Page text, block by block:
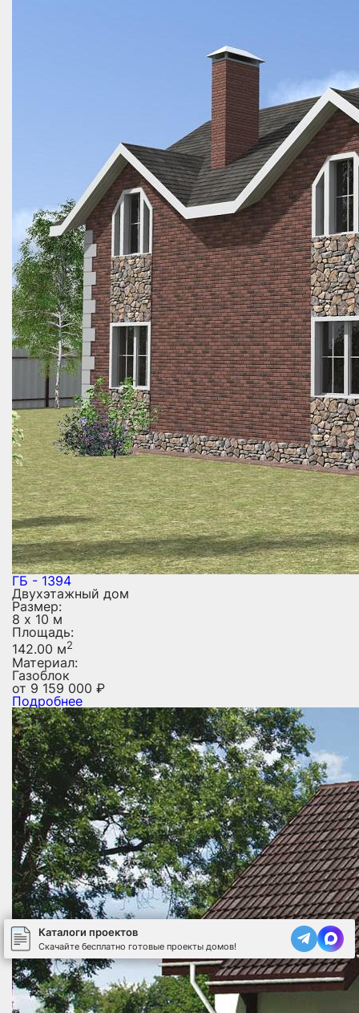
ГБ - 1394
Двухэтажный дом
Размер:
8 х 10 м
Площадь:
142.00 м2
Материал:
Газоблок
от 9 159 000 ₽
Подробнее
Каталоги проектов
Скачайте бесплатно готовые проекты домов!